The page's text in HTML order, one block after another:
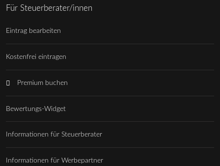
Für Steuerberater/innen
Eintrag bearbeiten
Kostenfrei eintragen
Premium buchen
Bewertungs-Widget
Informationen für Steuerberater
Informationen für Werbepartner